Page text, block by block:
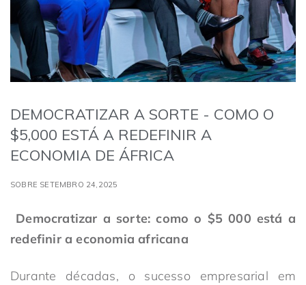
DEMOCRATIZAR A SORTE - COMO O
$5,000 ESTÁ A REDEFINIR A
ECONOMIA DE ÁFRICA
SOBRE SETEMBRO 24,2025
Democratizar a sorte: como o $5 000 está a
redefinir a economia africana
Durante décadas, o sucesso empresarial em